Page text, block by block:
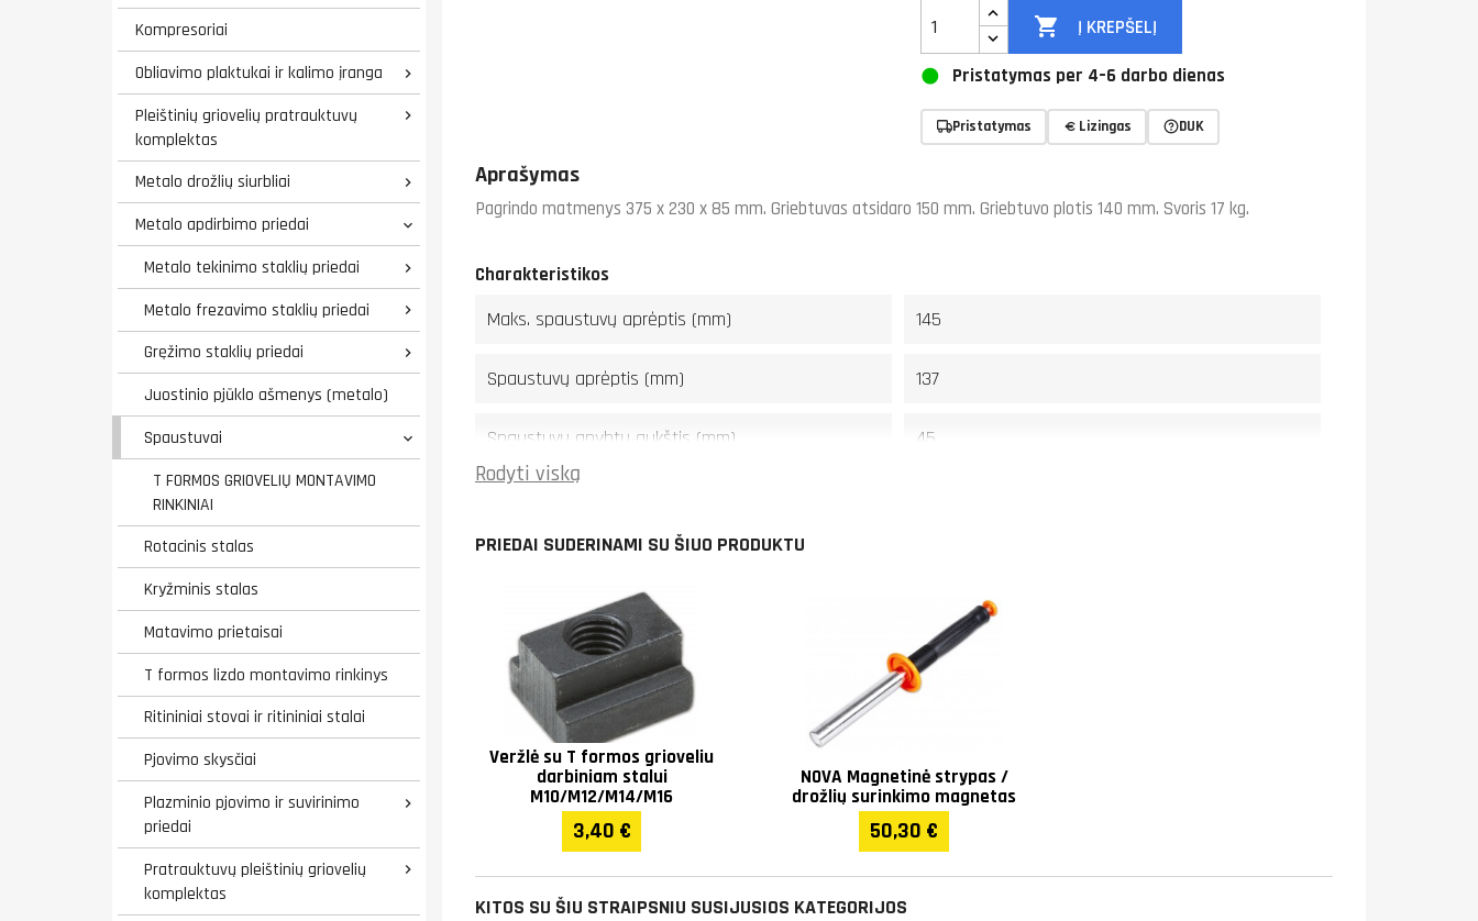
Kompresoriai
Obliavimo plaktukai ir kalimo įranga

Pleištinių griovelių pratrauktuvų
komplektas

Metalo drožlių siurbliai 
Metalo apdirbimo priedai 
Metalo tekinimo staklių priedai 
Metalo frezavimo staklių priedai 
Gręžimo staklių priedai 
Juostinio pjūklo ašmenys (metalo)
Spaustuvai

T FORMOS GRIOVELIŲ MONTAVIMO
RINKINIAI
Rotacinis stalas
Kryžminis stalas
Matavimo prietaisai
T formos lizdo montavimo rinkinys
Ritininiai stovai ir ritininiai stalai
Pjovimo skysčiai
Plazminio pjovimo ir suvirinimo
priedai

Pratrauktuvų pleištinių griovelių
komplektas

 Į KREPŠELĮ
Pristatymas per 4–6 darbo dienas
Pristatymas Lizingas DUK
Aprašymas
Pagrindo matmenys 375 x 230 x 85 mm. Griebtuvas atsidaro 150 mm. Griebtuvo plotis 140 mm. Svoris 17 kg.
Charakteristikos
Maks. spaustuvų aprėptis (mm) 145
Spaustuvų aprėptis (mm) 137
Spaustuvų gnybtų aukštis (mm) 45
Ilgis (mm)
Aukštis (mm)
Svoris (kg) 17
Garantija
Rodyti viską
PRIEDAI SUDERINAMI SU ŠIUO PRODUKTU
Veržlė su T formos grioveliu
darbiniam stalui
M10/M12/M14/M16
3,40 €
NOVA Magnetinė strypas /
drožlių surinkimo magnetas
50,30 €
KITOS SU ŠIU STRAIPSNIU SUSIJUSIOS KATEGORIJOS